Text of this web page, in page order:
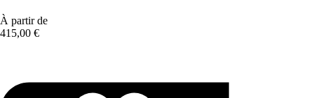
À partir de
415,00 €